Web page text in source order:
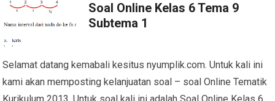
Soal Online Kelas 6 Tema 9
Subtema 1
Selamat datang kemabali kesitus nyumplik.com. Untuk kali ini
kami akan memposting kelanjuatan soal – soal Online Tematik